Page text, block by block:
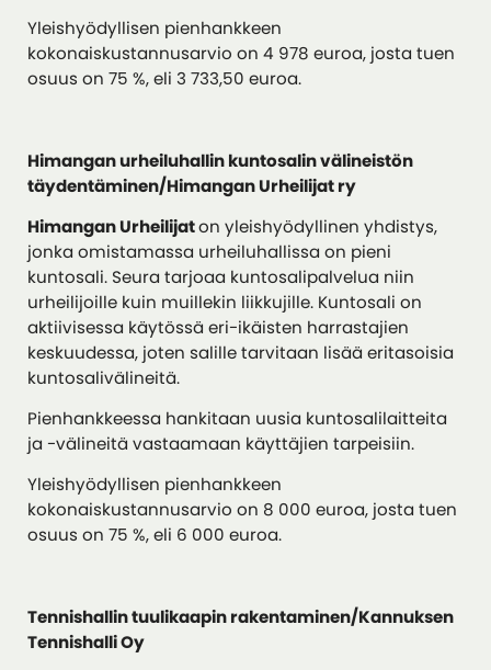
Yleishyödyllisen pienhankkeen
kokonaiskustannusarvio on 4 978 euroa, josta tuen
osuus on 75 %, eli 3 733,50 euroa.
Himangan urheiluhallin kuntosalin välineistön
täydentäminen/Himangan Urheilijat ry
Himangan Urheilijaton yleishyödyllinen yhdistys,
jonka omistamassa urheiluhallissa on pieni
kuntosali. Seura tarjoaa kuntosalipalvelua niin
urheilijoille kuin muillekin liikkujille. Kuntosali on
aktiivisessa käytössä eri-ikäisten harrastajien
keskuudessa, joten salille tarvitaan lisää eritasoisia
kuntosalivälineitä.
Pienhankkeessa hankitaan uusia kuntosalilaitteita
ja -välineitä vastaamaan käyttäjien tarpeisiin.
Yleishyödyllisen pienhankkeen
kokonaiskustannusarvio on 8 000 euroa, josta tuen
osuus on 75 %, eli 6 000 euroa.
Tennishallin tuulikaapin rakentaminen/Kannuksen
Tennishalli Oy